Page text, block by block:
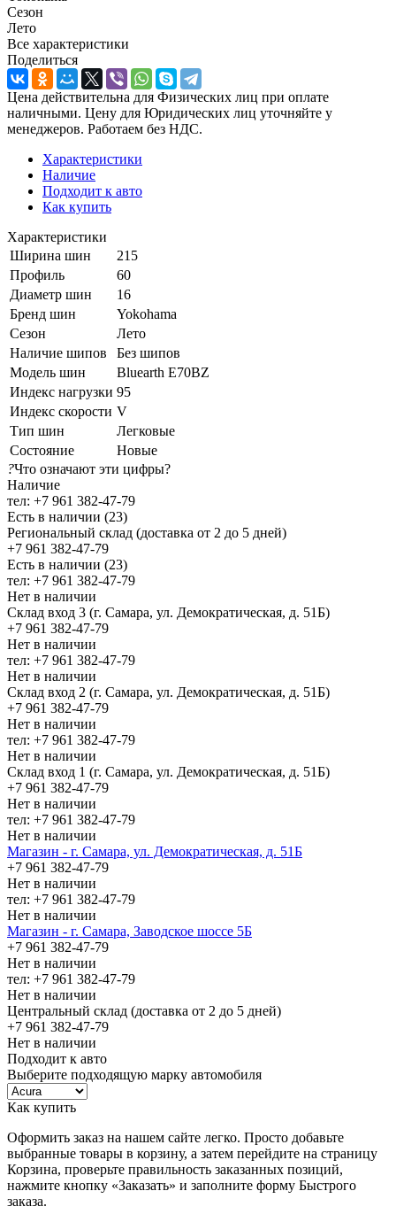
Сезон
Лето
Все характеристики
Поделиться
Цена действительна для Физических лиц при оплате
наличными. Цену для Юридических лиц уточняйте у
менеджеров. Работаем без НДС.
Характеристики
Наличие
Подходит к авто
Как купить
Характеристики
Ширина шин
215
Профиль
60
Диаметр шин
16
Бренд шин
Yokohama
Сезон
Лето
Наличие шипов
Без шипов
Модель шин
Bluearth E70BZ
Индекс нагрузки 95
Индекс скорости V
Тип шин
Легковые
Состояние
Новые
?Что означают эти цифры?
Наличие
тел: +7 961 382-47-79
Есть в наличии (23)
Региональный склад (доставка от 2 до 5 дней)
+7 961 382-47-79
Есть в наличии (23)
тел: +7 961 382-47-79
Нет в наличии
Склад вход 3 (г. Самара, ул. Демократическая, д. 51Б)
+7 961 382-47-79
Нет в наличии
тел: +7 961 382-47-79
Нет в наличии
Склад вход 2 (г. Самара, ул. Демократическая, д. 51Б)
+7 961 382-47-79
Нет в наличии
тел: +7 961 382-47-79
Нет в наличии
Склад вход 1 (г. Самара, ул. Демократическая, д. 51Б)
+7 961 382-47-79
Нет в наличии
тел: +7 961 382-47-79
Нет в наличии
Магазин - г. Самара, ул. Демократическая, д. 51Б
+7 961 382-47-79
Нет в наличии
тел: +7 961 382-47-79
Нет в наличии
Магазин - г. Самара, Заводское шоссе 5Б
+7 961 382-47-79
Нет в наличии
тел: +7 961 382-47-79
Нет в наличии
Центральный склад (доставка от 2 до 5 дней)
+7 961 382-47-79
Нет в наличии
Подходит к авто
Выберите подходящую марку автомобиля
Как купить
Оформить заказ на нашем сайте легко. Просто добавьте
выбранные товары в корзину, а затем перейдите на страницу
Корзина, проверьте правильность заказанных позиций,
нажмите кнопку «Заказать» и заполните форму Быстрого
заказа.